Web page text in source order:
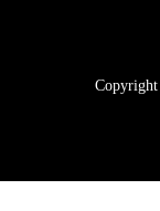
Copyright